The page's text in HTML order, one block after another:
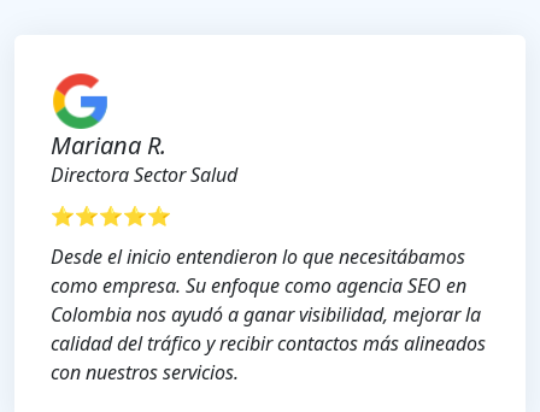
Mariana R.
Directora Sector Salud
⭐⭐⭐⭐⭐
Desde el inicio entendieron lo que necesitábamos
como empresa. Su enfoque como agencia SEO en
Colombia nos ayudó a ganar visibilidad, mejorar la
calidad del tráfico y recibir contactos más alineados
con nuestros servicios.